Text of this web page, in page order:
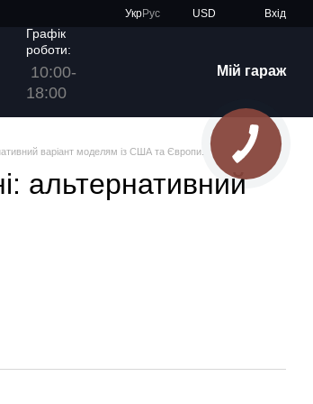
УкрРус USD Вхід
Графік
роботи:
10:00-
18:00
Мій гараж
варіант моделям із США та Європи.
альтернативний